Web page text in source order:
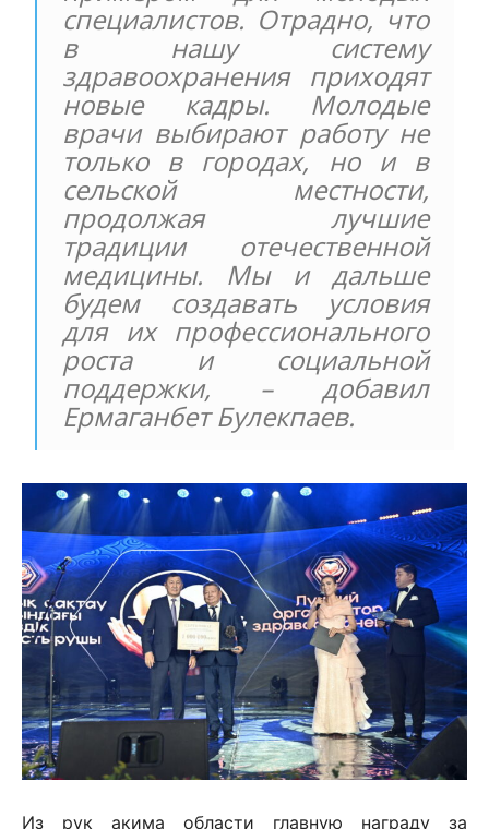
специалистов. Отрадно, что
в нашу систему
здравоохранения приходят
новые кадры. Молодые
врачи выбирают работу не
только в городах, но и в
сельской местности,
продолжая лучшие
традиции отечественной
медицины. Мы и дальше
будем создавать условия
для их профессионального
роста и социальной
поддержки, – добавил
Ермаганбет Булекпаев.
Из рук акима области главную награду за